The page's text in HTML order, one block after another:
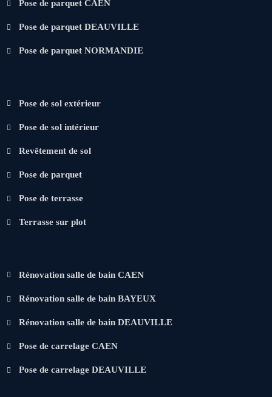
Pose de parquet CAEN
Pose de parquet DEAUVILLE
Pose de parquet NORMANDIE
Pose de sol extérieur
Pose de sol intérieur
Revêtement de sol
Pose de parquet
Pose de terrasse
Terrasse sur plot
Rénovation salle de bain CAEN
Rénovation salle de bain BAYEUX
Rénovation salle de bain DEAUVILLE
Pose de carrelage CAEN
Pose de carrelage DEAUVILLE